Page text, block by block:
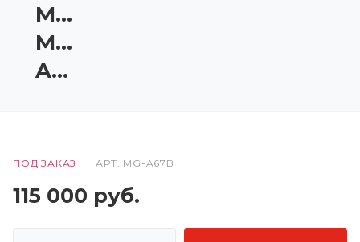
Magnum
MG-
A67B
ПОД ЗАКАЗ АРТ. MG-A67B
115 000 руб.